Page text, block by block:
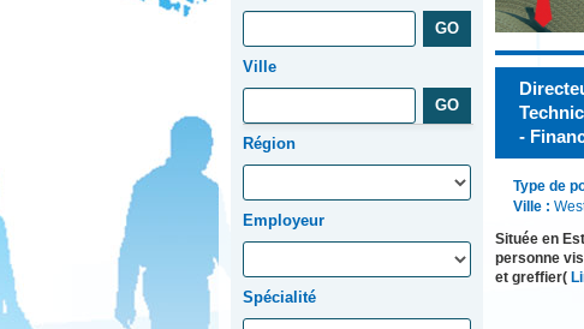
Ville
Région
Employeur
Spécialité
-
Type de
Ville :
Située en
personne
et greffier(